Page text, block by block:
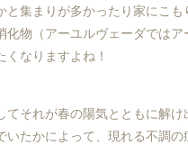
と集まりが多かったり家にこ
化物（アーユルヴェーダでは
くなりますよね！
てそれが春の陽気とともに解
いたかによって、現れる不調の